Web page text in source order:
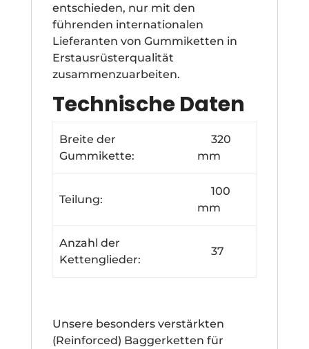
entschieden, nur mit den
führenden internationalen
Lieferanten von Gummiketten in
Erstausrüsterqualität
zusammenzuarbeiten.
Technische Daten
Breite der
Gummikette:
320
mm
Teilung:
100
mm
Anzahl der
Kettenglieder:
37
Unsere besonders verstärkten
(Reinforced) Baggerketten für